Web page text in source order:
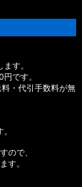
す。
です。
・代引手数料が無
ので、
す。